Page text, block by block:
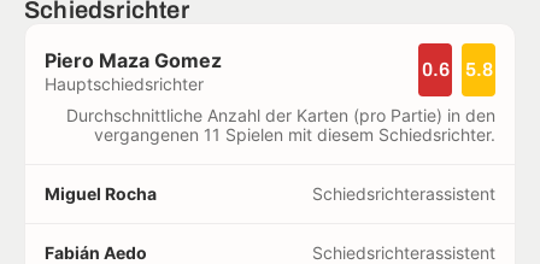
Schiedsrichter
Piero Maza Gomez
Hauptschiedsrichter
0.6 5.8
Durchschnittliche Anzahl der Karten (pro Partie) in den
vergangenen 11 Spielen mit diesem Schiedsrichter.
Miguel Rocha Schiedsrichterassistent
Fabián Aedo Schiedsrichterassistent